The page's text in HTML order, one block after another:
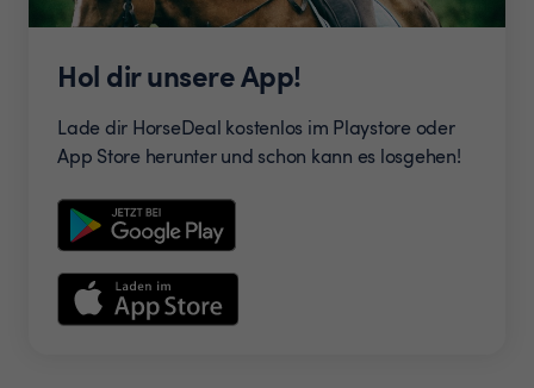
Hol dir unsere App!
Lade dir HorseDeal kostenlos im Playstore oder
App Store herunter und schon kann es losgehen!